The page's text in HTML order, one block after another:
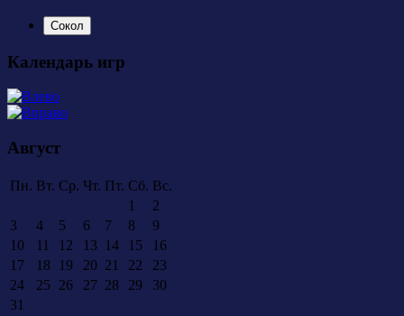
Сокол
Календарь игр
Август
Пн. Вт. Ср. Чт. Пт. Сб. Вс.
1
2
3
4 5 6 7 8
9
10
11 12 13 14 15
16
17
18 19 20 21 22
23
24
25 26 27 28 29
30
31